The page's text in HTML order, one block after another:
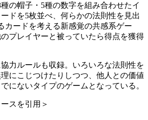
の帽子・5種の数字を組み合わせたイ
ドを5枚並べ、何らかの法則性を見出
カードを考える新感覚の共感系ゲー
プレイヤーと被っていたら得点を獲得
力ルールも収録。いろいろな法則性を
にこじつけたりしつつ、他人との価値
にないタイプのゲームとなっている。
スを引用＞